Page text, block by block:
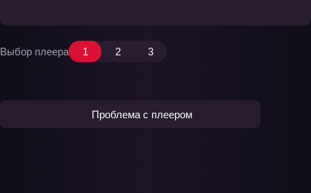
Выбор плеера 1 2 3
Проблема с плеером